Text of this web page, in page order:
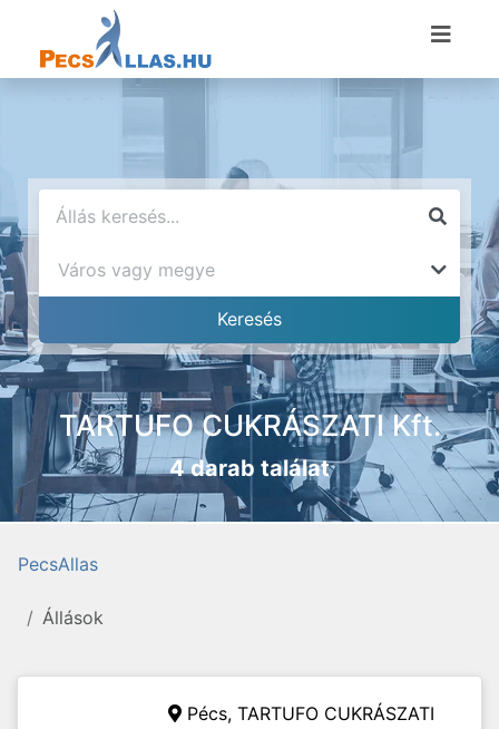
TARTUFO CUKRÁSZATI Kft.
4 darab találat
PecsAllas
Állások
Pécs, TARTUFO CUKRÁSZATI